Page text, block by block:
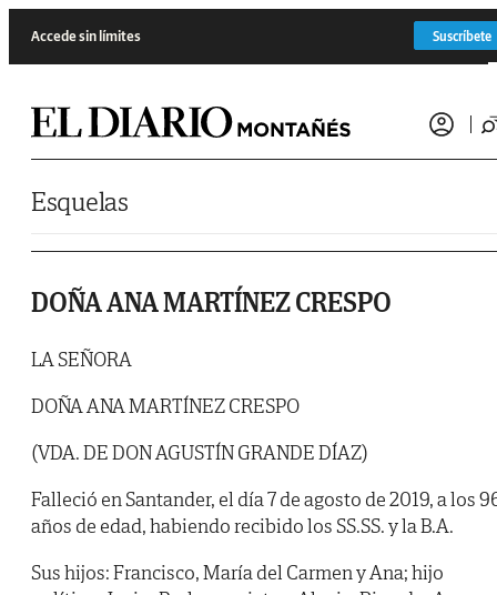
Accede sin límites Suscríbete
Esquelas
DOÑA ANA MARTÍNEZ CRESPO
LA SEÑORA
DOÑA ANA MARTÍNEZ CRESPO
(VDA. DE DON AGUSTÍN GRANDE DÍAZ)
Falleció en Santander, el día 7 de agosto de 2019, a los
años de edad, habiendo recibido los SS.SS. y la B.A.
Sus hijos: Francisco, María del Carmen y Ana; hijo